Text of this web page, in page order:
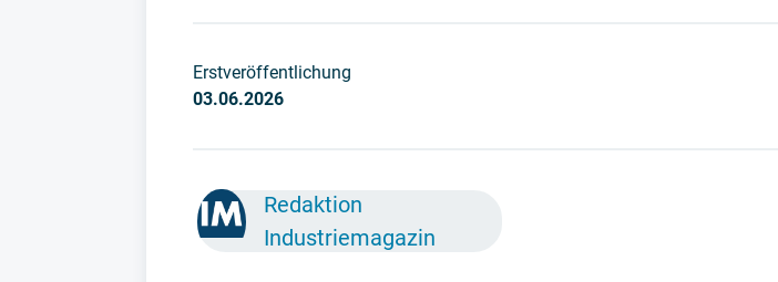
Erstveröffentlichung
03.06.2026
Redaktion
Industriemagazin